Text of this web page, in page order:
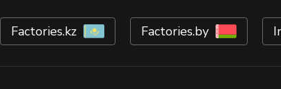
Factories.kz Factories.by